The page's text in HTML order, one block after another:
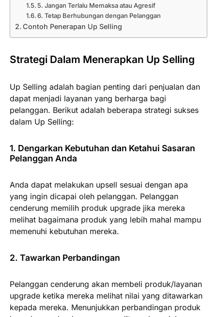
5. Jangan Terlalu Memaksa atau Agresif
6. Tetap Berhubungan dengan Pelanggan
Contoh Penerapan Up Selling
Strategi Dalam Menerapkan Up Selling
Up Selling adalah bagian penting dari penjualan dan
dapat menjadi layanan yang berharga bagi
pelanggan. Berikut adalah beberapa strategi sukses
dalam Up Selling:
1. Dengarkan Kebutuhan dan Ketahui Sasaran
Pelanggan Anda
Anda dapat melakukan upsell sesuai dengan apa
yang ingin dicapai oleh pelanggan. Pelanggan
cenderung memilih produk upgrade jika mereka
melihat bagaimana produk yang lebih mahal mampu
memenuhi kebutuhan mereka.
2. Tawarkan Perbandingan
Pelanggan cenderung akan membeli produk/layanan
upgrade ketika mereka melihat nilai yang ditawarkan
kepada mereka. Menunjukkan perbandingan produk